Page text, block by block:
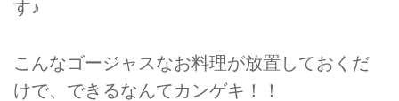
す♪
こんなゴージャスなお料理が放置しておくだ
けで、できるなんてカンゲキ！！